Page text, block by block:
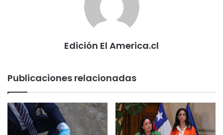
Edición El America.cl
Publicaciones relacionadas